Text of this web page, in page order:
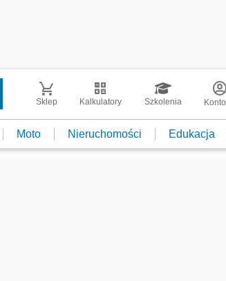
Sklep Kalkulatory Szkolenia Konto
Moto Nieruchomości Edukacja